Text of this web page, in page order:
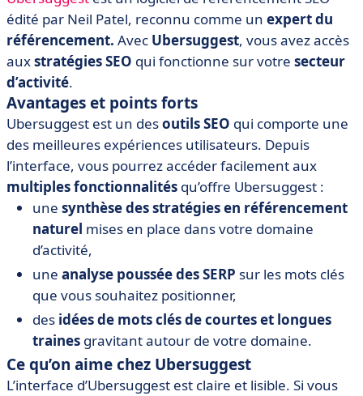
édité par Neil Patel, reconnu comme un expert du
référencement. Avec Ubersuggest, vous avez accès
auxstratégies SEO qui fonctionne sur votre secteur
d’activité.
Avantages et points forts
Ubersuggest est un desoutils SEO qui comporte une
des meilleures expériences utilisateurs. Depuis
l’interface, vous pourrez accéder facilement aux
multiples fonctionnalités qu’offre Ubersuggest :
une synthèse des stratégies en référencement
naturel mises en place dans votre domaine
d’activité,
une analyse poussée des SERP sur les mots clés
que vous souhaitez positionner,
des idées de mots clés de courtes et longues
traines gravitant autour de votre domaine.
Ce qu’on aime chez Ubersuggest
L’interface d’Ubersuggest est claire et lisible. Si vous